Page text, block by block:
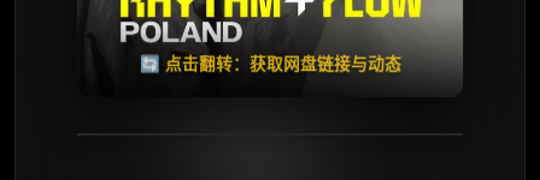
🔄 点击翻转：获取网盘链接与动态
🧧️
天天领红包